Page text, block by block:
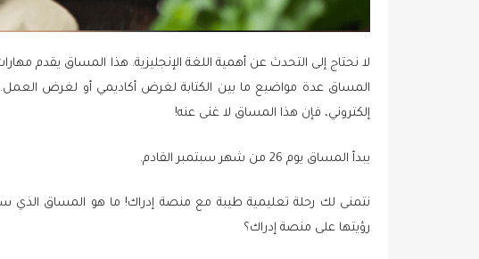
لا نحتاج إلى التحدث عن أهمية اللغة الإنجليزية. هذا المساق يقدم
المساق عدة مواضيع ما بين الكتابة لغرض أكاديمي أو لغرض العمل.
إلكتروني، فإن هذا المساق لا غنى عنه!
يبدأ المساق يوم 26 من شهر سبتمبر القادم.
نتمنى لك رحلة تعليمية طيبة مع منصة إدراك! ما هو المساق الذي
رؤيتها على منصة إدراك؟